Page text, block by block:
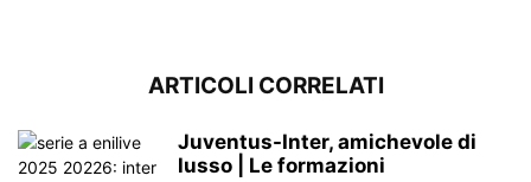
ARTICOLI CORRELATI
Juventus-Inter, amichevole di
lusso | Le formazioni